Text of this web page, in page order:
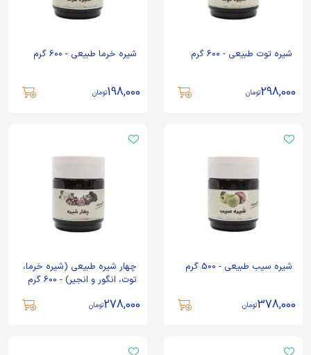
شیره توت طبیعی - 600 گرم
298,000تومان
شیره خرما طبیعی - 600 گرم
198,000تومان
شیره سیب طبیعی - 500 گرم
378,000تومان
چهار شیره طبیعی (شیره خرما،
توت، انگور و انجیر) - 600 گرم
278,000تومان